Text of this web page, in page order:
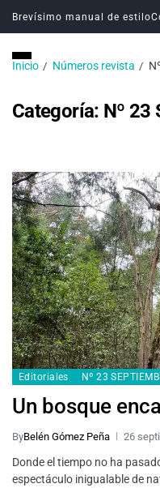
Brevísimo manual de estilo
Inicio Números revista
Categoría: Nº 23
Editoriales Nº 23
Un bosque
ByBelén Gómez Peña 26
Donde el tiempo no ha
espectáculo inigualable de